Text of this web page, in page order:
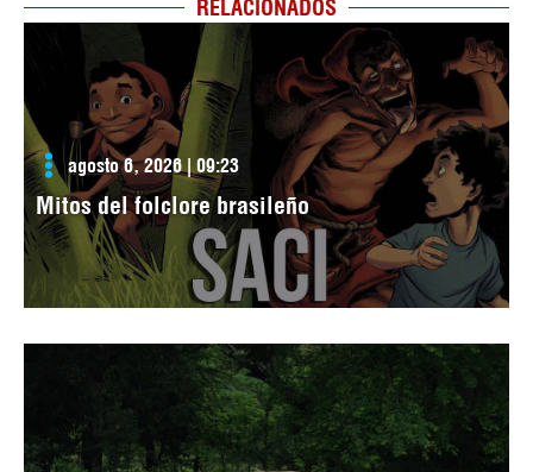
RELACIONADOS
agosto 6, 2026 | 09:23
Mitos del folclore brasileño